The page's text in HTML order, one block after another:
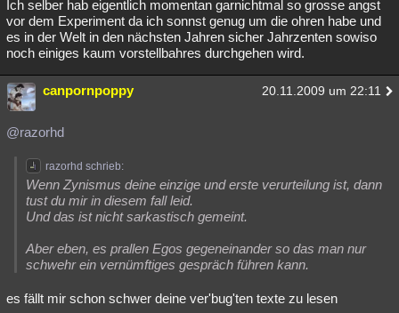
Ich selber hab eigentlich momentan garnichtmal so grosse angst
vor dem Experiment da ich sonnst genug um die ohren habe und
es in der Welt in den nächsten Jahren sicher Jahrzenten sowiso
noch einiges kaum vorstellbahres durchgehen wird.
canpornpoppy 20.11.2009 um 22:11
@razorhd
razorhd schrieb:
Wenn Zynismus deine einzige und erste verurteilung ist, dann
tust du mir in diesem fall leid.
Und das ist nicht sarkastisch gemeint.
Aber eben, es prallen Egos gegeneinander so das man nur
schwehr ein vernümftiges gespräch führen kann.
es fällt mir schon schwer deine ver'bug'ten texte zu lesen